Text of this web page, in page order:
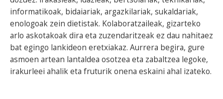
informatikoak, bidaiariak, argazkilariak, sukaldariak,
enologoak zein dietistak. Kolaboratzaileak, gizarteko
arlo askotakoak dira eta zuzendaritzeak ez dau nahitaez
bat egingo lankideon eretxiakaz. Aurrera begira, gure
asmoen artean lantaldea osotzea eta zabaltzea legoke,
irakurleei ahalik eta fruturik onena eskaini ahal izateko.